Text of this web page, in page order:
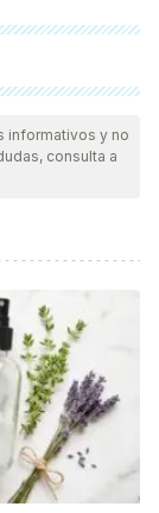
profundidad por
fue
y comunitaria.
Elsevier,
Contin,
Oxford
Carrasco-
informativos y no
consulta a